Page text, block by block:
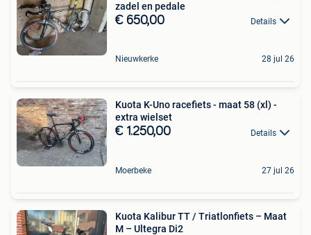
zadel en pedale
€ 650,00 Details
Nieuwkerke 28 jul 26
Kuota K-Uno racefiets - maat 58 (xl) -
extra wielset
€ 1.250,00 Details
Moerbeke 27 jul 26
Kuota Kalibur TT / Triatlonfiets – Maat
M – Ultegra Di2